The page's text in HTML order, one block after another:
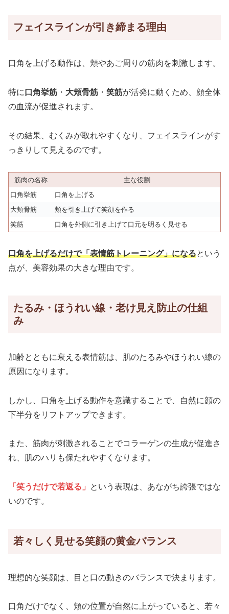
フェイスラインが引き締まる理由
口角を上げる動作は、頬やあご周りの筋肉を刺激します。
特に 口角挙筋 ・ 大頬骨筋 ・ 笑筋が活発に動くため、顔全体
の血流が促進されます。
その結果、むくみが取れやすくなり、フェイスラインがす
っきりして見えるのです。
筋肉の名称
主な役割
口角挙筋
口角を上げる
大頬骨筋
頬を引き上げて笑顔を作る
笑筋
口角を外側に引き上げて口元を明るく見せる
口角を上げるだけで「表情筋トレーニング」になるという
点が、美容効果の大きな理由です。
たるみ・ほうれい線・老け見え防止の仕組
み
加齢とともに衰える表情筋は、肌のたるみやほうれい線の
原因になります。
しかし、口角を上げる動作を意識することで、自然に顔の
下半分をリフトアップできます。
また、筋肉が刺激されることでコラーゲンの生成が促進さ
れ、肌のハリも保たれやすくなります。
「笑うだけで若返る」
という表現は、あながち誇張ではな
いのです。
若々しく見せる笑顔の黄金バランス
理想的な笑顔は、目と口の動きのバランスで決まります。
口角だけでなく、頬の位置が自然に上がっていると、若々